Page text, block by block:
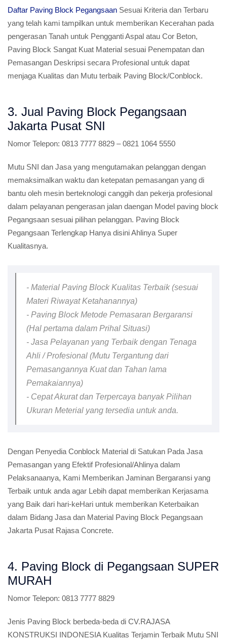
Daftar Paving Block Pegangsaan Sesuai Kriteria dan Terbaru
yang telah kami tampilkan untuk memberikan Kecerahan pada
pengerasan Tanah untuk Pengganti Aspal atau Cor Beton,
Paving Block Sangat Kuat Material sesuai Penempatan dan
Pemasangan Deskripsi secara Profesional untuk dapat
menjaga Kualitas dan Mutu terbaik Paving Block/Conblock.
3. Jual Paving Block Pegangsaan
Jakarta Pusat SNI
Nomor Telepon: 0813 7777 8829 – 0821 1064 5550
Mutu SNI dan Jasa yang mengutamakan pelanggan dengan
memaksimalkan waktu dan ketepatan pemasangan yang di
bantu oleh mesin berteknologi canggih dan pekerja profesional
dalam pelayanan pengerasan jalan daengan Model paving block
Pegangsaan sesuai pilihan pelanggan. Paving Block
Pegangsaan Terlengkap Hanya disini Ahlinya Super
Kualitasnya.
- Material Paving Block Kualitas Terbaik (sesuai
Materi Riwayat Ketahanannya)
- Paving Block Metode Pemasaran Bergaransi
(Hal pertama dalam Prihal Situasi)
- Jasa Pelayanan yang Terbaik dengan Tenaga
Ahli / Profesional (Mutu Tergantung dari
Pemasangannya Kuat dan Tahan lama
Pemakaiannya)
- Cepat Akurat dan Terpercaya banyak Pilihan
Ukuran Meterial yang tersedia untuk anda.
Dengan Penyedia Conblock Material di Satukan Pada Jasa
Pemasangan yang Efektif Profesional/Ahlinya dalam
Pelaksanaanya, Kami Memberikan Jaminan Bergaransi yang
Terbaik untuk anda agar Lebih dapat memberikan Kerjasama
yang Baik dari hari-keHari untuk memberikan Keterbaikan
dalam Bidang Jasa dan Material Paving Block Pegangsaan
Jakarta Pusat Rajasa Concrete.
4. Paving Block di Pegangsaan SUPER
MURAH
Nomor Telepon: 0813 7777 8829
Jenis Paving Block berbeda-beda di CV.RAJASA
KONSTRUKSI INDONESIA Kualitas Terjamin Terbaik Mutu SNI